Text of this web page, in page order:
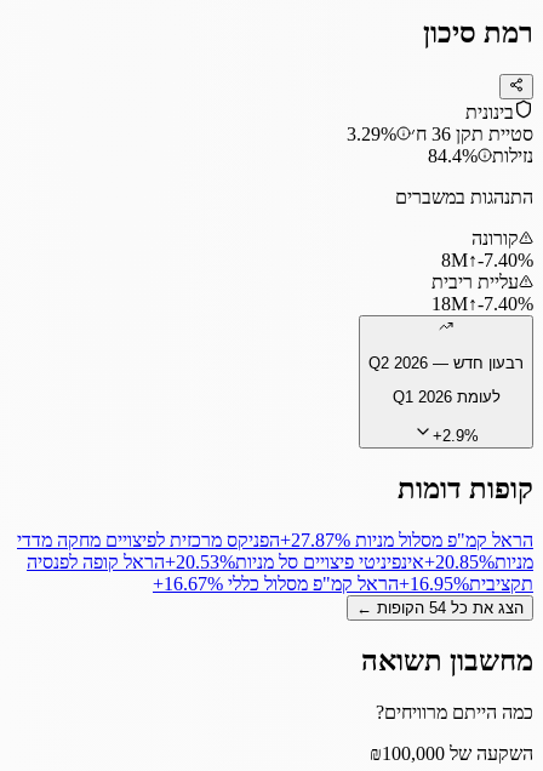
רמת סיכון
בינונית
סטיית תקן 36 ח׳
3.29%
נזילות
84.4%
התנהגות במשברים
קורונה
‎-7.40%
↑
8M
עליית ריבית
‎-7.40%
↑
18M
רבעון חדש — Q2 2026
לעומתQ1 2026
+2.9%
קופות דומות
הראל קמ"פ מסלול מניות ‎+27.87%הפניקס מרכזית לפיצויים מחקה מדדי
מניות‎+20.85%אינפיניטי פיצויים סל מניות‎+20.53%הראל קופה לפנסיה
תקציבית‎+16.95%הראל קמ"פ מסלול כללי ‎+16.67%
הצג את כל 54 הקופות ←
מחשבון תשואה
כמה הייתם מרוויחים?
השקעה של ₪100,000